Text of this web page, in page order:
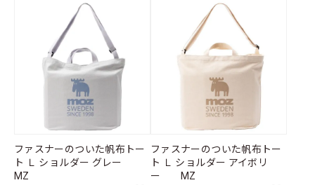
ファスナーのついた帆布トー
ト Ｌ ショルダー グレー
MZ
ファスナーのついた帆布トー
ト Ｌ ショルダー アイボリ
ー MZ